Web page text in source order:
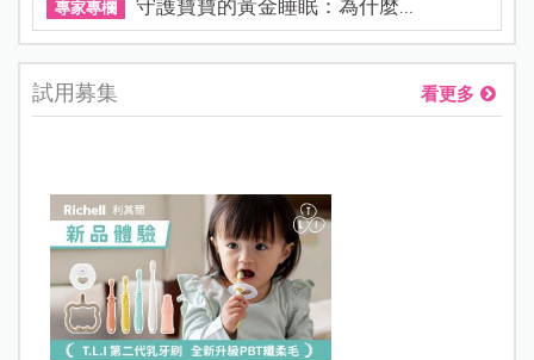
專家專欄 守護寶寶的黃金睡眠：為什麼...
試用募集 看更多